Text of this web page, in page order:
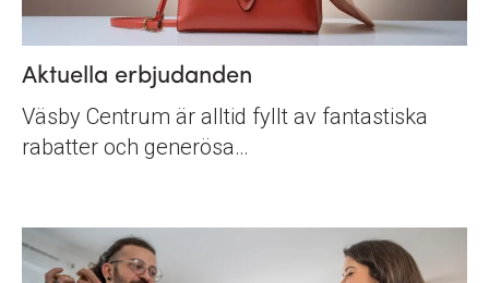
Aktuella erbjudanden
Väsby Centrum är alltid fyllt av fantastiska
rabatter och generösa…